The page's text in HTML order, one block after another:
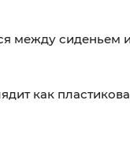
между сиденьем
как